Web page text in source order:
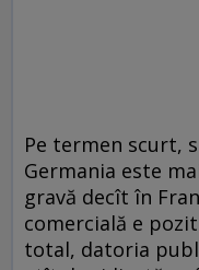
Pe termen scurt,
Germania este
gravă decît în
comercială e
total, datoria